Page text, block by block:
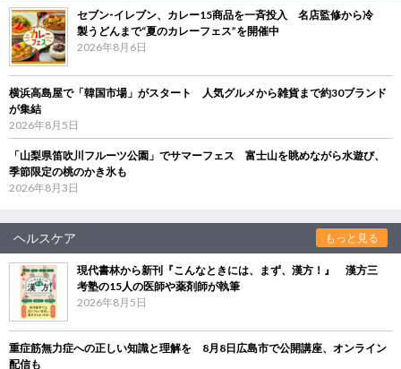
セブン‐イレブン、カレー15商品を一斉投入 名店監修から冷
製うどんまで“夏のカレーフェス”を開催中
2026年8月6日
横浜高島屋で「韓国市場」がスタート 人気グルメから雑貨まで約30ブランド
が集結
2026年8月5日
「山梨県笛吹川フルーツ公園」でサマーフェス 富士山を眺めながら水遊び、
季節限定の桃のかき氷も
2026年8月3日
ヘルスケア もっと見る
現代書林から新刊『こんなときには、まず、漢方！』 漢方三
考塾の15人の医師や薬剤師が執筆
2026年8月5日
重症筋無力症への正しい知識と理解を 8月8日広島市で公開講座、オンライン
配信も